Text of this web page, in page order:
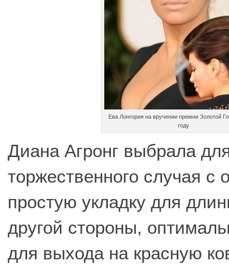
Ева Лонгория на вручении премии Золотой
году
Диана Агронг выбрала
торжественного случая с
простую укладку для
другой стороны,
для выхода на красную